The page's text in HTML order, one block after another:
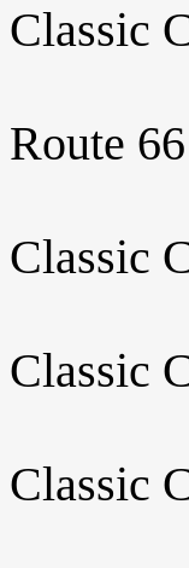
Classic
Route
Classic
Classic
Classic